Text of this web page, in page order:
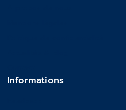
Informations